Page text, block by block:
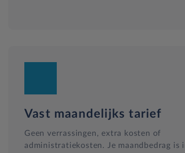
Vast maandelijks tarief
Geen verrassingen, extra kosten of
administratiekosten. Je maandbedrag is